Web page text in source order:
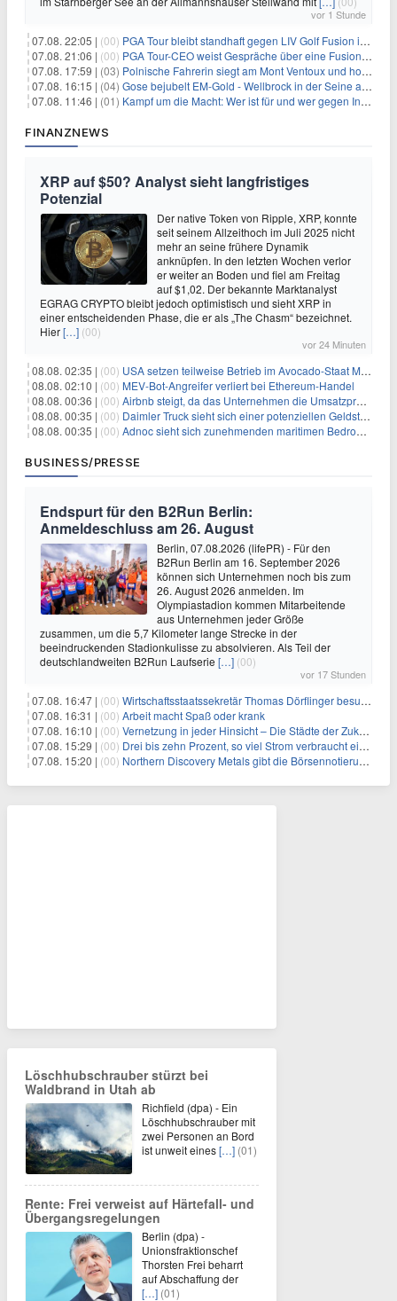
vor 1 Stunde
07.08. 22:05 | (00) PGA Tour bleibt standhaft gegen LIV Golf Fusion in einem sich wandelnden Sportumfeld
07.08. 21:06 | (00) PGA Tour-CEO weist Gespräche über eine Fusion mit LIV Golf zurück und bekräftigt die Wettbewerbslandschaft
07.08. 17:59 | (03) Polnische Fahrerin siegt am Mont Ventoux und holt Tour-Gelb
07.08. 16:15 | (04) Gose bejubelt EM-Gold - Wellbrock in der Seine ausgebremst
07.08. 11:46 | (01) Kampf um die Macht: Wer ist für und wer gegen Infantino?
FINANZNEWS
XRP auf $50? Analyst sieht langfristiges
Potenzial
Der native Token von Ripple, XRP, konnte
seit seinem Allzeithoch im Juli 2025 nicht
mehr an seine frühere Dynamik
anknüpfen. In den letzten Wochen verlor
er weiter an Boden und fiel am Freitag
auf $1,02. Der bekannte Marktanalyst
EGRAG CRYPTO bleibt jedoch optimistisch und sieht XRP in
einer entscheidenden Phase, die er als „The Chasm“ bezeichnet.
Hier[…] (00)
vor 24 Minuten
08.08. 02:35 | (00) USA setzen teilweise Betrieb im Avocado-Staat Michoacán in Mexiko wieder in Gang
08.08. 02:10 | (00) MEV-Bot-Angreifer verliert bei Ethereum-Handel
08.08. 00:36 | (00) Airbnb steigt, da das Unternehmen die Umsatzprognose anhebt und starkes Wachstum signalisiert
08.08. 00:35 | (00) Daimler Truck sieht sich einer potenziellen Geldstrafe von 1 Milliarde Euro aufgrund von EU-Emissionsvorschriften gegenüber
08.08. 00:35 | (00) Adnoc sieht sich zunehmenden maritimen Bedrohungen angesichts regionaler Spannungen gegenüber
BUSINESS/PRESSE
Endspurt für den B2Run Berlin:
Anmeldeschluss am 26. August
Berlin, 07.08.2026 (lifePR) - Für den
B2Run Berlin am 16. September 2026
können sich Unternehmen noch bis zum
26. August 2026 anmelden. Im
Olympiastadion kommen Mitarbeitende
aus Unternehmen jeder Größe
zusammen, um die 5,7 Kilometer lange Strecke in der
beeindruckenden Stadionkulisse zu absolvieren. Als Teil der
deutschlandweiten B2Run Laufserie […] (00)
vor 17 Stunden
07.08. 16:47 | (00) Wirtschaftsstaatssekretär Thomas Dörflinger besucht Handwerksbetrieb im Kammerbezirk Freiburg
07.08. 16:31 | (00) Arbeit macht Spaß oder krank
07.08. 16:10 | (00) Vernetzung in jeder Hinsicht – Die Städte der Zukunft sind grün-blau
07.08. 15:29 | (00) Drei bis zehn Prozent, so viel Strom verbraucht ein Aufzug im Gebäude
07.08. 15:20 | (00) Northern Discovery Metals gibt die Börsennotierung an der Frankfurter Wertpapierbörse bekannt
Löschhubschrauber stürzt bei
Waldbrand in Utah ab
Richfield (dpa) - Ein
Löschhubschrauber mit
zwei Personen an Bord
ist unweit eines[…] (01)
Rente: Frei verweist auf Härtefall- und
Übergangsregelungen
Berlin (dpa) -
Unionsfraktionschef
Thorsten Frei beharrt
auf Abschaffung der
[…] (01)